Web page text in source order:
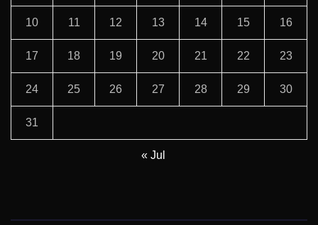
10 11 12 13 14 15 16
17 18 19 20 21 22 23
24 25 26 27 28 29 30
31
« Jul